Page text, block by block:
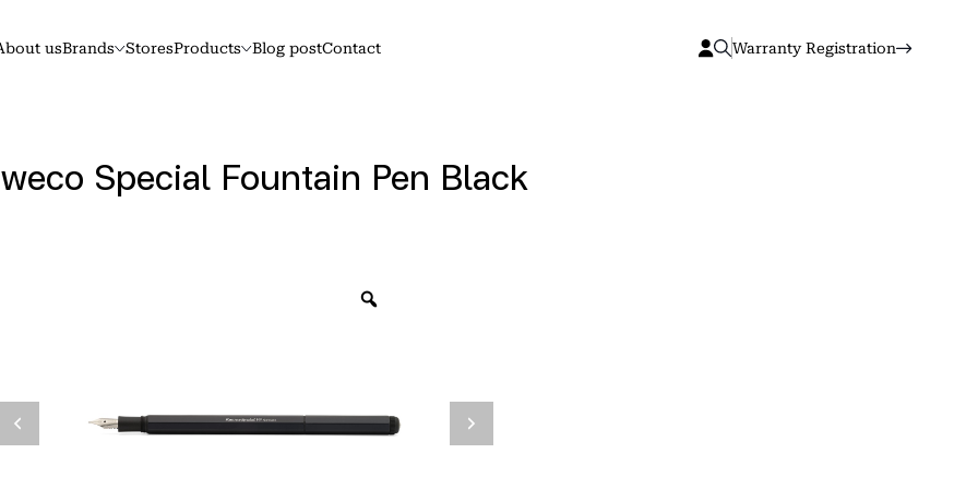
usBrands StoresProducts Blog postContact Warranty Registration
Special Fountain Pen Black